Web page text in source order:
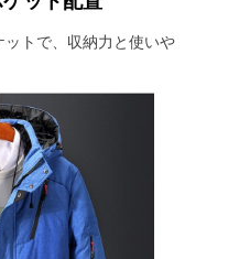
トで、収納力と使いや